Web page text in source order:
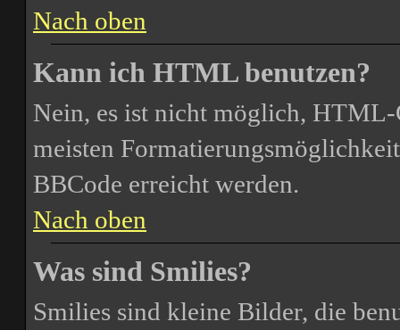
Nach oben
Kann ich HTML benutzen?
Nein, es ist nicht möglich,
meisten
BBCode erreicht werden.
Nach oben
Was sind Smilies?
Smilies sind kleine Bilder, die